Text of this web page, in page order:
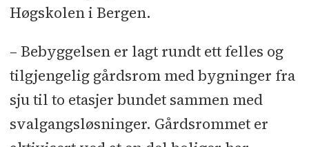
Høgskolen i Bergen.
– Bebyggelsen er lagt rundt ett felles og
tilgjengelig gårdsrom med bygninger fra
sju til to etasjer bundet sammen med
svalgangsløsninger. Gårdsrommet er